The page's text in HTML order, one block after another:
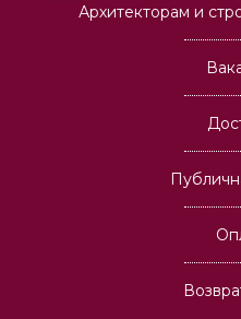
Архитекторам и